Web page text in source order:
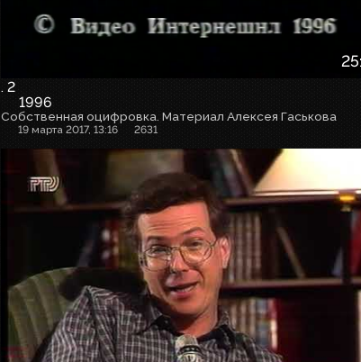
. 2
1996
Собственная оцифровка. Материал Алексея Гаськова
19 марта 2017, 13:16 2631